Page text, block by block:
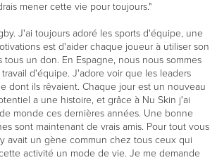
mener cette vie pour toujours."
J'ai toujours adoré les sports d'équipe, une
est d'aider chaque joueur à utiliser son
tous un don. En Espagne, nous nous sommes
d'équipe. J'adore voir que les leaders
dont ils rêvaient. Chaque jour est un nouveau
a une histoire, et grâce à Nu Skin j'ai
monde ces dernières années. Une bonne
sont maintenant de vrais amis. Pour tout vous
avait un gène commun chez tous ceux qui
activité un mode de vie. Je me demande